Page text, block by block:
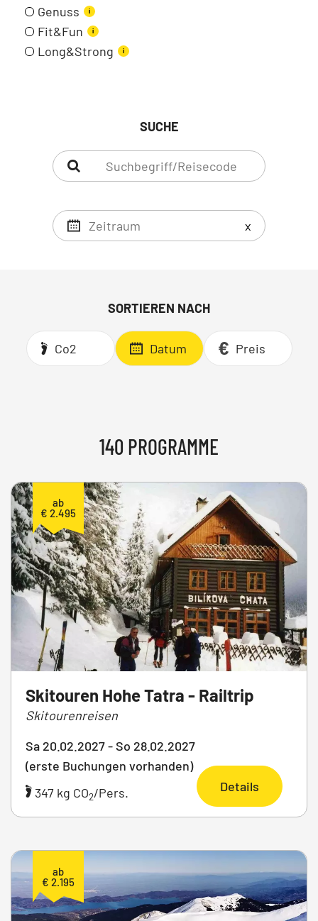
Genuss i
Fit&Fun i
Long&Strong i
SUCHE
x
SORTIEREN NACH
Co2 Datum Preis
140 PROGRAMME
ab
€ 2.495
Skitouren Hohe Tatra - Railtrip
Skitourenreisen
Sa 20.02.2027 - So 28.02.2027
(erste Buchungen vorhanden)
347 kg CO2/Pers. Details
ab
€ 2.195